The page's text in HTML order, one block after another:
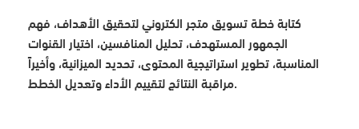
كتابة خطة تسويق متجر الكتروني لتحقيق الأهداف، فهم
الجمهور المستهدف، تحليل المنافسين، اختيار القنوات
المناسبة، تطوير استراتيجية المحتوى، تحديد الميزانية، وأخيراً
مراقبة النتائج لتقييم الأداء وتعديل الخطط.